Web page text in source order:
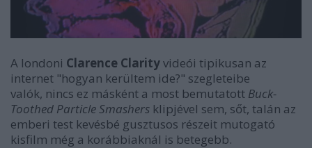
A londoni Clarence Clarityvideói tipikusan az
internet "hogyan kerültem ide?" szegleteibe
valók, nincs ez másként a most bemutatott Buck-
Toothed Particle Smashers klipjével sem, sőt, talán az
emberi test kevésbé gusztusos részeit mutogató
kisfilm még a korábbiaknál is betegebb.